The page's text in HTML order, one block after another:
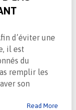
d’éviter une
il est
du
remplir les
son
Read More